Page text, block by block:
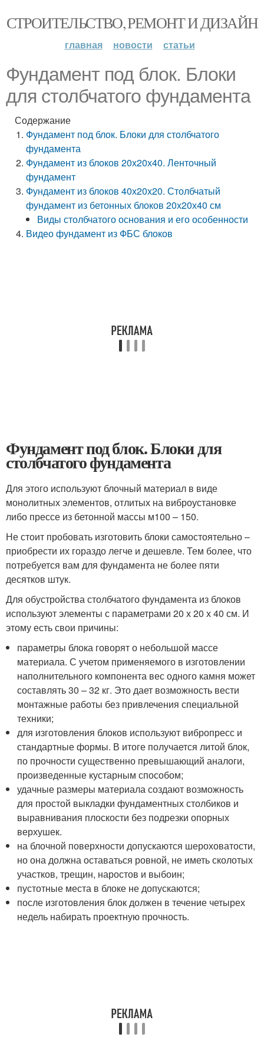
СТРОИТЕЛЬСТВО, РЕМОНТ И ДИЗАЙН
главная новости статьи
Фундамент под блок. Блоки
для столбчатого фундамента
Содержание
Фундамент под блок. Блоки для столбчатого
фундамента
Фундамент из блоков 20х20х40. Ленточный
фундамент
Фундамент из блоков 40х20х20. Столбчатый
фундамент из бетонных блоков 20х20х40 см
Виды столбчатого основания и его особенности
Видео фундамент из ФБС блоков
Фундамент под блок. Блоки для
столбчатого фундамента
Для этого используют блочный материал в виде
монолитных элементов, отлитых на виброустановке
либо прессе из бетонной массы м100 – 150.
Не стоит пробовать изготовить блоки самостоятельно –
приобрести их гораздо легче и дешевле. Тем более, что
потребуется вам для фундамента не более пяти
десятков штук.
Для обустройства столбчатого фундамента из блоков
используют элементы с параметрами 20 х 20 х 40 см. И
этому есть свои причины:
параметры блока говорят о небольшой массе
материала. С учетом применяемого в изготовлении
наполнительного компонента вес одного камня может
составлять 30 – 32 кг. Это дает возможность вести
монтажные работы без привлечения специальной
техники;
для изготовления блоков используют вибропресс и
стандартные формы. В итоге получается литой блок,
по прочности существенно превышающий аналоги,
произведенные кустарным способом;
удачные размеры материала создают возможность
для простой выкладки фундаментных столбиков и
выравнивания плоскости без подрезки опорных
верхушек.
на блочной поверхности допускаются шероховатости,
но она должна оставаться ровной, не иметь сколотых
участков, трещин, наростов и выбоин;
пустотные места в блоке не допускаются;
после изготовления блок должен в течение четырех
недель набирать проектную прочность.